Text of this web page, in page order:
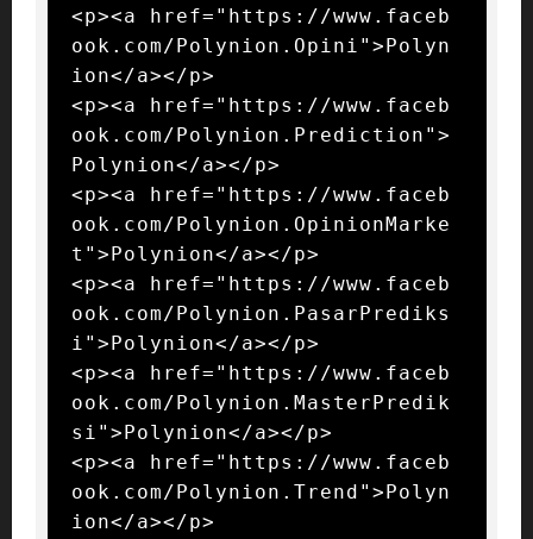
<p><a href="https://www.faceb
ook.com/Polynion.Opini">Polyn
ion</a></p>
<p><a href="https://www.faceb
ook.com/Polynion.Prediction">
Polynion</a></p>
<p><a href="https://www.faceb
ook.com/Polynion.OpinionMarke
t">Polynion</a></p>
<p><a href="https://www.faceb
ook.com/Polynion.PasarPrediks
i">Polynion</a></p>
<p><a href="https://www.faceb
ook.com/Polynion.MasterPredik
si">Polynion</a></p>
<p><a href="https://www.faceb
ook.com/Polynion.Trend">Polyn
ion</a></p>